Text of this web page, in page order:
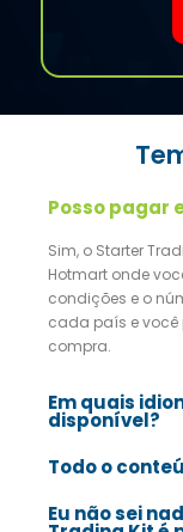
Posso pagar
Sim, o Starter
Hotmart onde
condições e o
cada país e você
compra.
Em quais
disponível?
Todo o
Eu não sei